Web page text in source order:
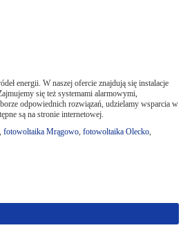
energii. W naszej ofercie znajdują się instalacje
się też systemami alarmowymi,
odpowiednich rozwiązań, udzielamy wsparcia w
są na stronie internetowej.
, fotowoltaika Mrągowo, fotowoltaika Olecko,